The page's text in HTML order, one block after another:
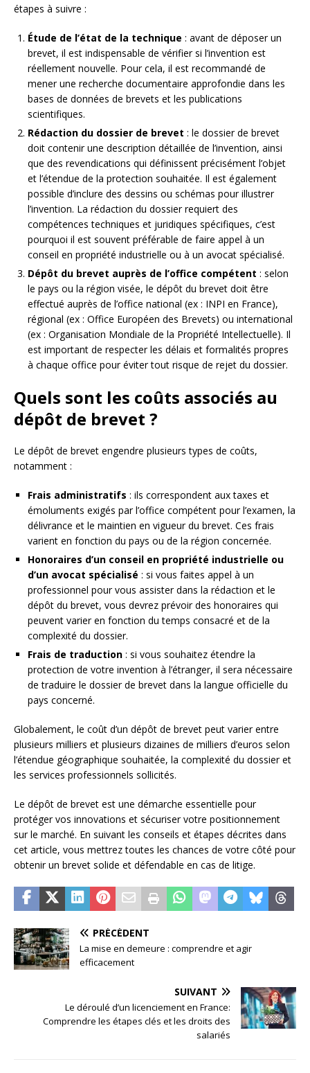
étapes à suivre :
Étude de l’état de la technique : avant de déposer un
brevet, il est indispensable de vérifier si l’invention est
réellement nouvelle. Pour cela, il est recommandé de
mener une recherche documentaire approfondie dans les
bases de données de brevets et les publications
scientifiques.
Rédaction du dossier de brevet : le dossier de brevet
doit contenir une description détaillée de l’invention, ainsi
que des revendications qui définissent précisément l’objet
et l’étendue de la protection souhaitée. Il est également
possible d’inclure des dessins ou schémas pour illustrer
l’invention. La rédaction du dossier requiert des
compétences techniques et juridiques spécifiques, c’est
pourquoi il est souvent préférable de faire appel à un
conseil en propriété industrielle ou à un avocat spécialisé.
Dépôt du brevet auprès de l’office compétent : selon
le pays ou la région visée, le dépôt du brevet doit être
effectué auprès de l’office national (ex : INPI en France),
régional (ex : Office Européen des Brevets) ou international
(ex : Organisation Mondiale de la Propriété Intellectuelle). Il
est important de respecter les délais et formalités propres
à chaque office pour éviter tout risque de rejet du dossier.
Quels sont les coûts associés au
dépôt de brevet ?
Le dépôt de brevet engendre plusieurs types de coûts,
notamment :
Frais administratifs : ils correspondent aux taxes et
émoluments exigés par l’office compétent pour l’examen, la
délivrance et le maintien en vigueur du brevet. Ces frais
varient en fonction du pays ou de la région concernée.
Honoraires d’un conseil en propriété industrielle ou
d’un avocat spécialisé : si vous faites appel à un
professionnel pour vous assister dans la rédaction et le
dépôt du brevet, vous devrez prévoir des honoraires qui
peuvent varier en fonction du temps consacré et de la
complexité du dossier.
Frais de traduction : si vous souhaitez étendre la
protection de votre invention à l’étranger, il sera nécessaire
de traduire le dossier de brevet dans la langue officielle du
pays concerné.
Globalement, le coût d’un dépôt de brevet peut varier entre
plusieurs milliers et plusieurs dizaines de milliers d’euros selon
l’étendue géographique souhaitée, la complexité du dossier et
les services professionnels sollicités.
Le dépôt de brevet est une démarche essentielle pour
protéger vos innovations et sécuriser votre positionnement
sur le marché. En suivant les conseils et étapes décrites dans
cet article, vous mettrez toutes les chances de votre côté pour
obtenir un brevet solide et défendable en cas de litige.
PRÉCÉDENT
La mise en demeure : comprendre et agir
efficacement
SUIVANT
Le déroulé d’un licenciement en France:
Comprendre les étapes clés et les droits des
salariés